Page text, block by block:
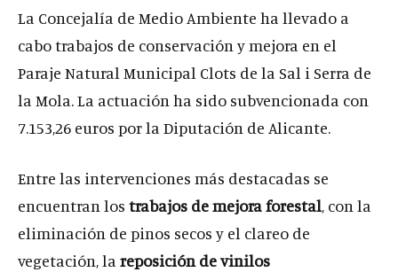
La Concejalía de Medio Ambiente ha llevado a
cabo trabajos de conservación y mejora en el
Paraje Natural Municipal Clots de la Sal i Serra de
la Mola. La actuación ha sido subvencionada con
7.153,26 euros por la Diputación de Alicante.
Entre las intervenciones más destacadas se
encuentran los trabajos de mejora forestal, con la
eliminación de pinos secos y el clareo de
vegetación, la reposición de vinilos